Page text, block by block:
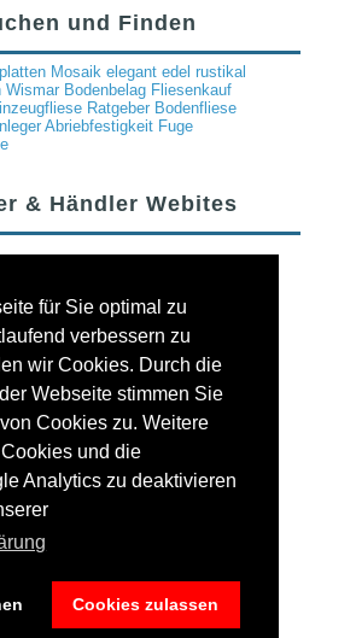
für Sie optimal zu
verbessern zu
wir Cookies. Durch die
Webseite stimmen Sie
Cookies zu. Weitere
und die
Analytics zu deaktivieren
Cookies zulassen
und Finden
Mosaik elegant edel rustikal
Wismar Bodenbelag Fliesenkauf
Ratgeber Bodenfliese
Abriebfestigkeit Fuge
& Händler Webites
Designed by AnaBe.